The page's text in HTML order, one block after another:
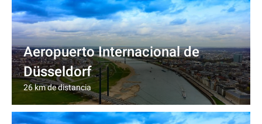
Aeropuerto Internacional de
Düsseldorf
26 km de distancia